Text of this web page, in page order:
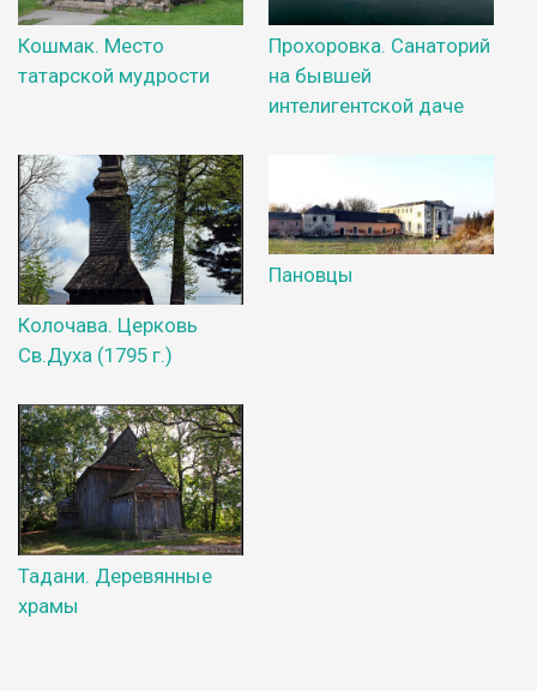
Кошмак. Место
татарской мудрости
Прохоровка. Санаторий
на бывшей
интелигентской даче
Колочава. Церковь
Св.Духа (1795 г.)
Пановцы
Тадани. Деревянные
храмы